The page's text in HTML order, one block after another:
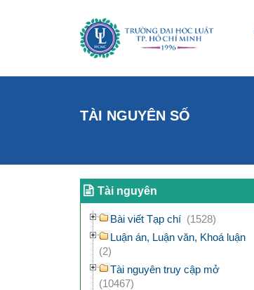
TÀI NGUYÊN SỐ
Tài nguyên
Bài viết Tạp chí (1528)
Luận án, Luận văn, Khoá luận
(2)
Tài nguyên truy cập mở
(10467)